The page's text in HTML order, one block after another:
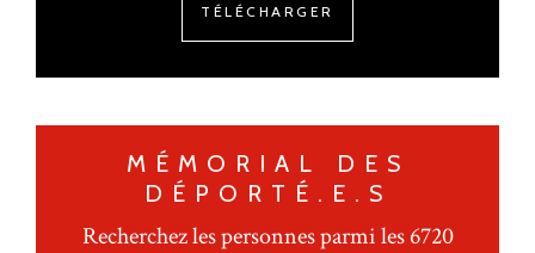
TÉLÉCHARGER
MÉMORIAL DES
DÉPORTÉ.E.S
Recherchez les personnes parmi les 6720